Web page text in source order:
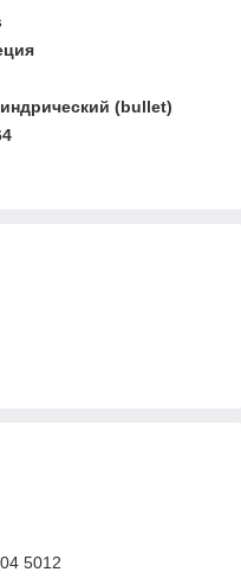
(bullet)
5012